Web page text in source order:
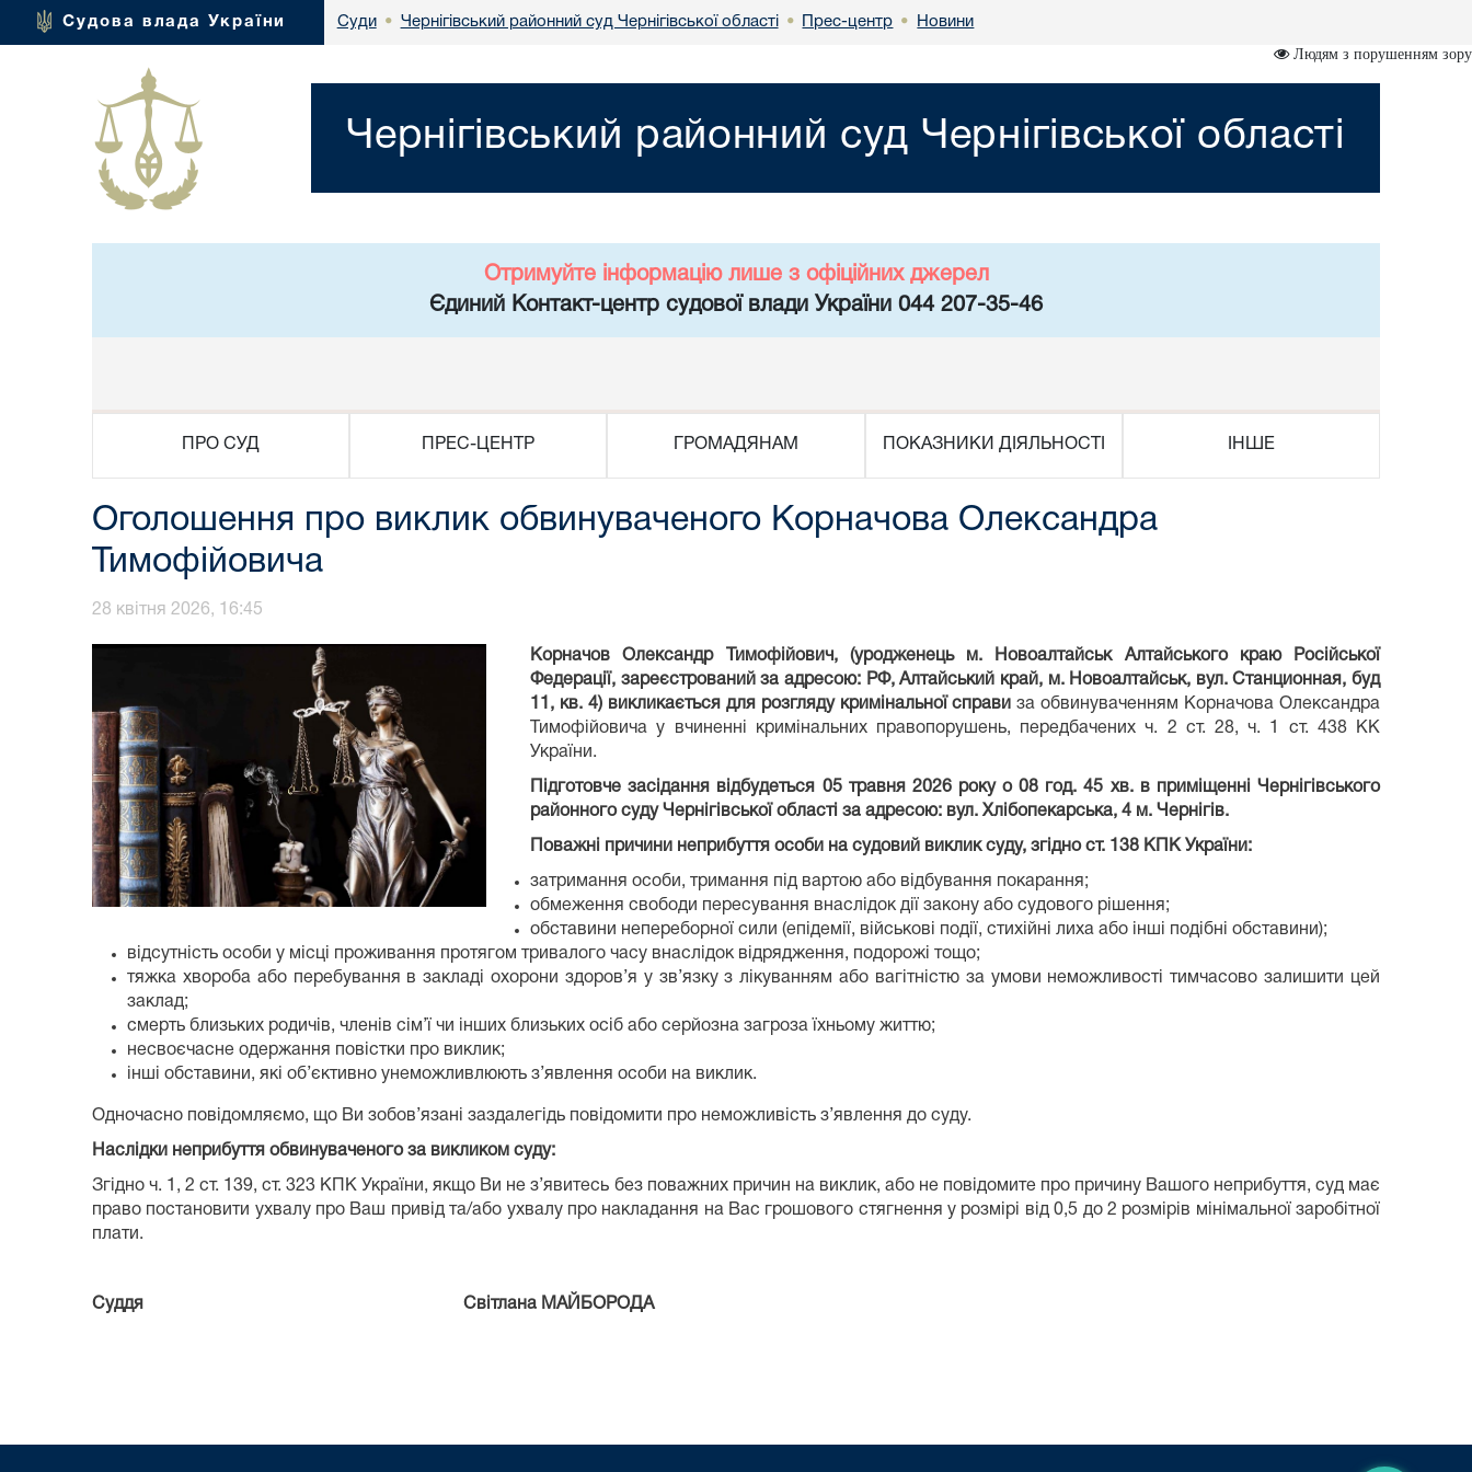
Судова влада України Суди • Чернігівський районний суд Чернігівської області • Прес-центр • Новини
Людям з порушенням зору
Чернігівський районний суд Чернігівської області
Отримуйте інформацію лише з офіційних джерел
Єдиний Контакт-центр судової влади України 044 207-35-46
ПРО СУД ПРЕС-ЦЕНТР ГРОМАДЯНАМ ПОКАЗНИКИ ДІЯЛЬНОСТІ ІНШЕ
Оголошення про виклик обвинуваченого Корначова Олександра
Тимофійовича
28 квітня 2026, 16:45
Корначов Олександр Тимофійович, (уродженець м. Новоалтайськ Алтайського краю Російської
Федерації, зареєстрований за адресою: РФ, Алтайський край, м. Новоалтайськ, вул. Станционная, буд
11, кв. 4) викликається для розгляду кримінальної справи за обвинуваченням Корначова Олександра
Тимофійовича у вчиненні кримінальних правопорушень, передбачених ч. 2 ст. 28, ч. 1 ст. 438 КК
України.
Підготовче засідання відбудеться 05 травня 2026 року о 08 год. 45 хв. в приміщенні Чернігівського
районного суду Чернігівської області за адресою: вул. Хлібопекарська, 4 м. Чернігів.
Поважні причини неприбуття особи на судовий виклик суду, згідност. 138 КПК України:
затримання особи, тримання під вартою або відбування покарання;
обмеження свободи пересування внаслідок дії закону або судового рішення;
обставини непереборної сили (епідемії, військові події, стихійні лиха або інші подібні обставини);
відсутність особи у місці проживання протягом тривалого часу внаслідок відрядження, подорожі тощо;
тяжка хвороба або перебування в закладі охорони здоров’я у зв’язку з лікуванням або вагітністю за умови неможливості тимчасово залишити цей
заклад;
смерть близьких родичів, членів сім’ї чи інших близьких осіб або серйозна загроза їхньому життю;
несвоєчасне одержання повістки про виклик;
інші обставини, які об’єктивно унеможливлюють з’явлення особи на виклик.
Одночасно повідомляємо, що Ви зобов’язані заздалегідь повідомити про неможливість з’явлення до суду.
Наслідки неприбуття обвинуваченого за викликом суду:
Згідно ч. 1, 2 ст. 139, ст. 323 КПК України, якщо Ви не з’явитесь без поважних причин на виклик, або не повідомите про причину Вашого неприбуття, суд має
право постановити ухвалу про Ваш привід та/або ухвалу про накладання на Вас грошового стягнення у розмірі від 0,5 до 2 розмірів мінімальної заробітної
плати.
Суддя Світлана МАЙБОРОДА